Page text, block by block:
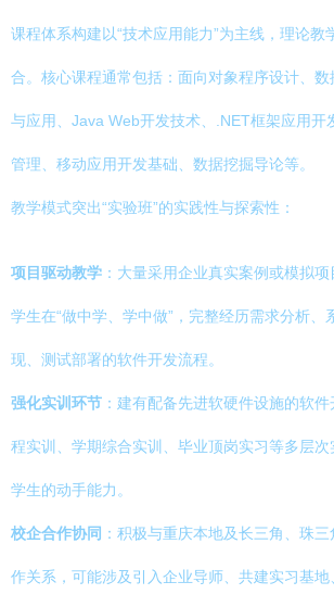
课程体系构建以“技术应用能力”为主线，理论教
合。核心课程通常包括：面向对象程序设计、
与应用、Java Web开发技术、.NET框架应用开
管理、移动应用开发基础、数据挖掘导论等。
教学模式突出“实验班”的实践性与探索性：
项目驱动教学 ：大量采用企业真实案例或模拟
学生在“做中学、学中做”，完整经历需求分析、
现、测试部署的软件开发流程。
强化实训环节 ：建有配备先进软硬件设施的软
程实训、学期综合实训、毕业顶岗实习等多层
学生的动手能力。
校企合作协同 ：积极与重庆本地及长三角、珠
作关系，可能涉及引入企业导师、共建实习基